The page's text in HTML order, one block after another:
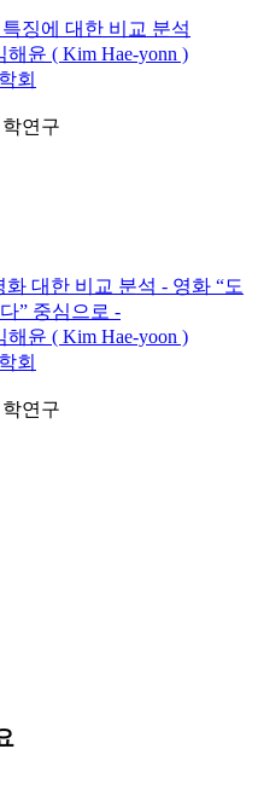
징에 대한 비교 분석
해윤 ( Kim Hae-yonn )
회
연구
대한 비교 분석 - 영화 “도
” 중심으로 -
해윤 ( Kim Hae-yoon )
회
연구